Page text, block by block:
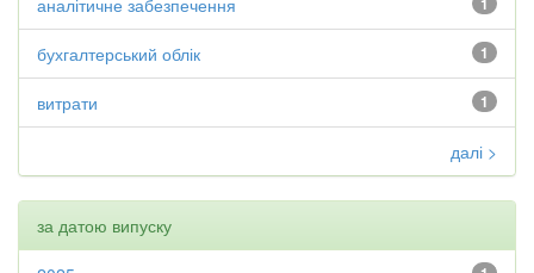
аналітичне забезпечення
1
бухгалтерський облік
1
витрати
далі >
за датою випуску